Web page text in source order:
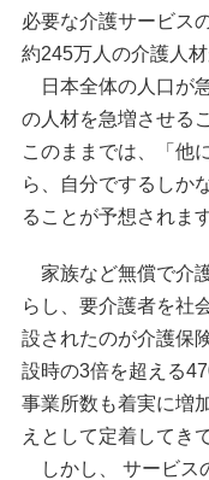
必要な介護サービス
約245万人の介護人
日本全体の人口が
の人材を急増させる
このままでは、「他
ら、自分でするしか
ることが予想されます
家族など無償で介
らし、要介護者を社
設されたのが介護保
設時の3倍を超える
事業所数も着実に増
えとして定着してき
しかし、 サービス